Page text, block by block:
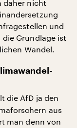
daher nicht
und
die Grundlage ist
Wandel.
die AfD ja den
aus
man denn von